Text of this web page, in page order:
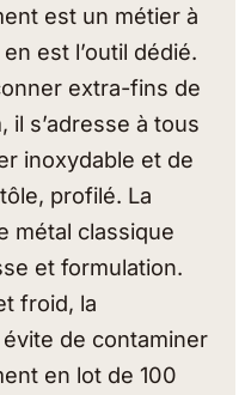
est un métier à
est l’outil dédié.
extra-fins de
il s’adresse à tous
inoxydable et de
profilé. La
métal classique
et formulation.
froid, la
de contaminer
en lot de 100